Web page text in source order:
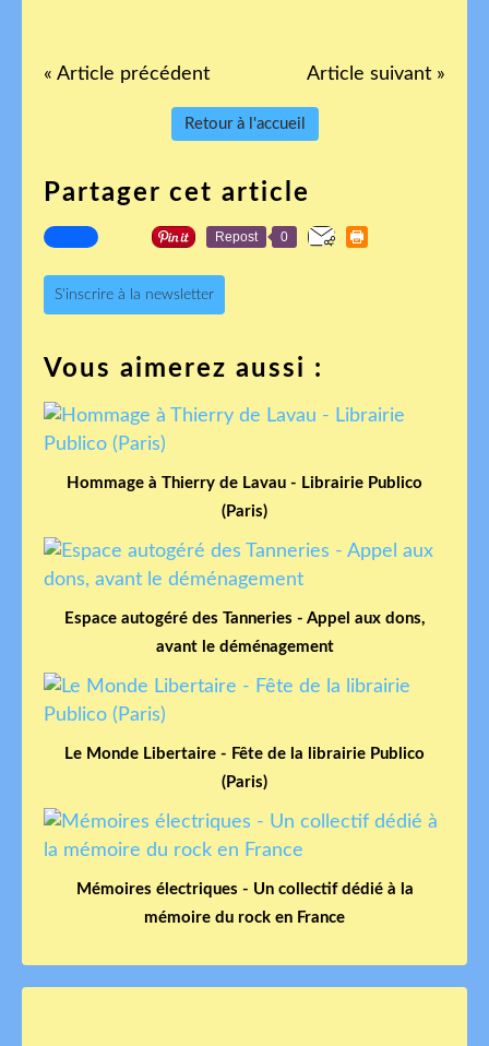
« Article précédent Article suivant »
Retour à l'accueil
Partager cet article
Repost 0
S'inscrire à la newsletter
Vous aimerez aussi :
Hommage à Thierry de Lavau - Librairie Publico
(Paris)
Espace autogéré des Tanneries - Appel aux dons,
avant le déménagement
Le Monde Libertaire - Fête de la librairie Publico
(Paris)
Mémoires électriques - Un collectif dédié à la
mémoire du rock en France